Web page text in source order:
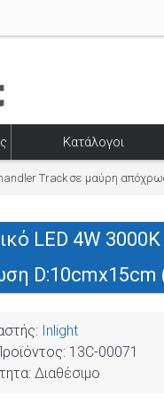
Κατάλογοι
Track σε μαύρη
LED 4W
D:10cmx15cm
Inlight
13C-00071
Διαθέσιμο